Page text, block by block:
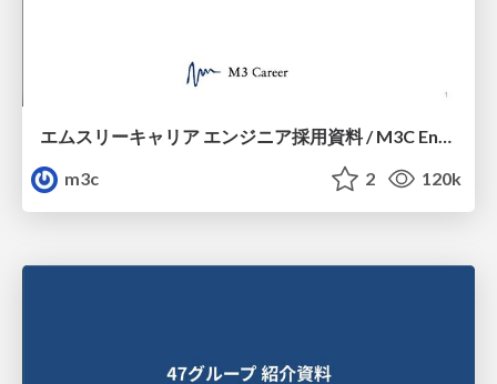
エムスリーキャリア エンジニア採用資料 / M3C Engineer Guide
m3c
2 120k